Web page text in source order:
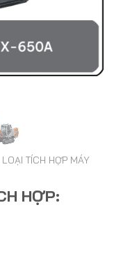
TÍCH HỢP MÁY
HỢP: